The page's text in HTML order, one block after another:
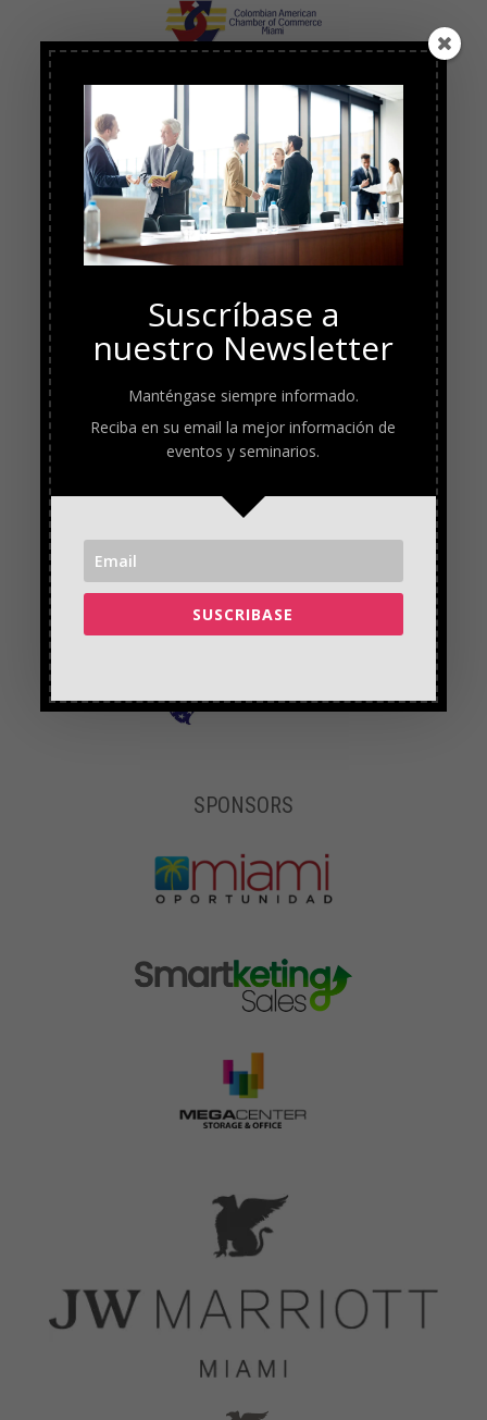
SPONSORS
Suscríbase a
nuestro Newsletter
Manténgase siempre informado.
Reciba en su email la mejor información de
eventos y seminarios.
SUSCRIBASE